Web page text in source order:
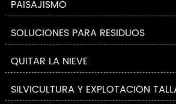
PAISAJISMO
SOLUCIONES PARA RESIDUOS
QUITAR LA NIEVE
SILVICULTURA Y EXPLOTACIÓN